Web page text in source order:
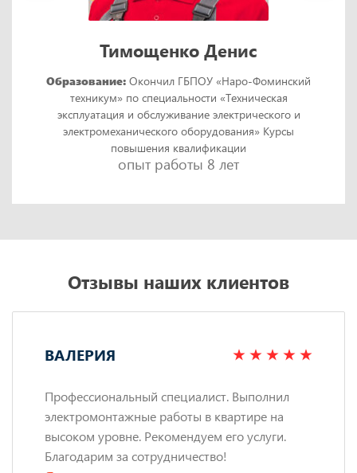
Тимощенко Денис
Образование: Окончил ГБПОУ «Наро-Фоминский
техникум» по специальности «Техническая
эксплуатация и обслуживание электрического и
электромеханического оборудования» Курсы
повышения квалификации
опыт работы 8 лет
Отзывы наших клиентов
ВАЛЕРИЯ
Профессиональный специалист. Выполнил
электромонтажные работы в квартире на
высоком уровне. Рекомендуем его услуги.
Благодарим за сотрудничество!